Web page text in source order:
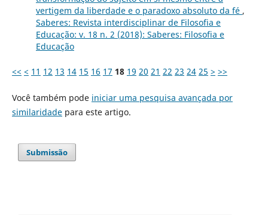
vertigem da liberdade e o paradoxo absoluto da fé ,
Saberes: Revista interdisciplinar de Filosofia e
Educação: v. 18 n. 2 (2018): Saberes: Filosofia e
Educação
<< < 11 12 13 14 15 16 17 18 19 20 21 22 23 24 25 > >>
Você também pode iniciar uma pesquisa avançada por
similaridadepara este artigo.
Submissão